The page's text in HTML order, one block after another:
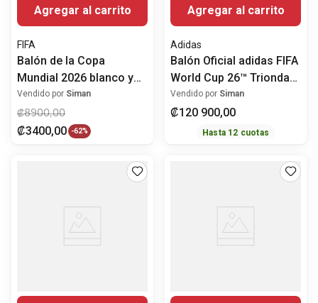
Agregar al carrito
FIFA
Balón de la Copa
Mundial 2026 blanco y
verde #5
Vendido por Siman
₡8900,00
₡3400,00 -62%
Agregar al carrito
Adidas
Balón Oficial adidas FIFA
World Cup 26™ Trionda
Finals Pro FIFA Quality
Pro JY8928
Vendido por Siman
₡120 900,00
Hasta 12 cuotas